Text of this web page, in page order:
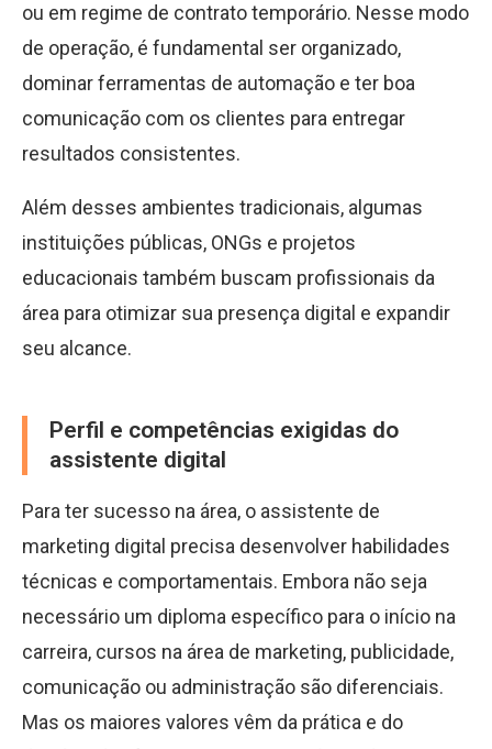
ou em regime de contrato temporário. Nesse modo
de operação, é fundamental ser organizado,
dominar ferramentas de automação e ter boa
comunicação com os clientes para entregar
resultados consistentes.
Além desses ambientes tradicionais, algumas
instituições públicas, ONGs e projetos
educacionais também buscam profissionais da
área para otimizar sua presença digital e expandir
seu alcance.
Perfil e competências exigidas do
assistente digital
Para ter sucesso na área, o assistente de
marketing digital precisa desenvolver habilidades
técnicas e comportamentais. Embora não seja
necessário um diploma específico para o início na
carreira, cursos na área de marketing, publicidade,
comunicação ou administração são diferenciais.
Mas os maiores valores vêm da prática e do